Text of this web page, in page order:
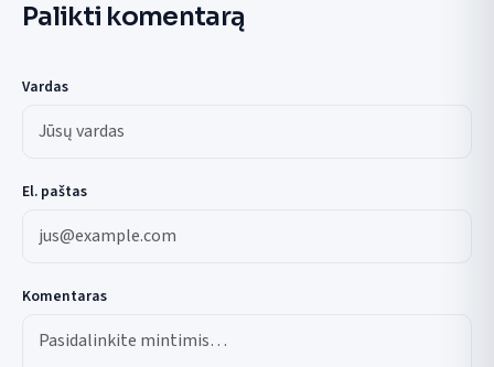
Palikti komentarą
Vardas
El. paštas
Komentaras